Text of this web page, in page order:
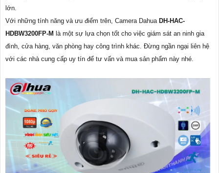
lớn.
Với những tính năng và ưu điểm trên, Camera Dahua DH-HAC-
HDBW3200FP-M là một sự lựa chọn tốt cho việc giám sát an ninh gia
đình, cửa hàng, văn phòng hay công trình khác. Đừng ngần ngại liên hệ
với các nhà cung cấp uy tín để tư vấn và mua sản phẩm này nhé.